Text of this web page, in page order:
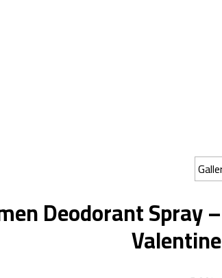
Deodorant Spray –
Valentine